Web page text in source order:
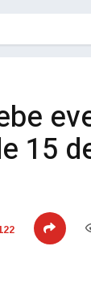
15